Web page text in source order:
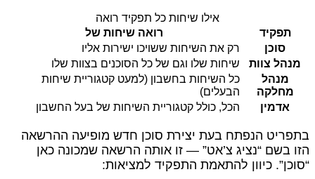
אילו שיחות כל תפקיד רואה
תפקיד
רואה שיחות של
סוכן
רק את השיחות ששויכו ישירות אליו
מנהל צוות
שיחות שלו וגם של כל הסוכנים בצוות שלו
מנהל
מחלקה
כל השיחות בחשבון (למעט קטגוריית שיחות
הבעלים)
אדמין
הכל, כולל קטגוריית השיחות של בעל החשבון
בתפריט הנפתח בעת יצירת סוכן חדש מופיעה ההרשאה
הזו בשם “נציג צ’אט” — זו אותה הרשאה שמכונה כאן
“סוכן”. כיוון להתאמת התפקיד למציאות: